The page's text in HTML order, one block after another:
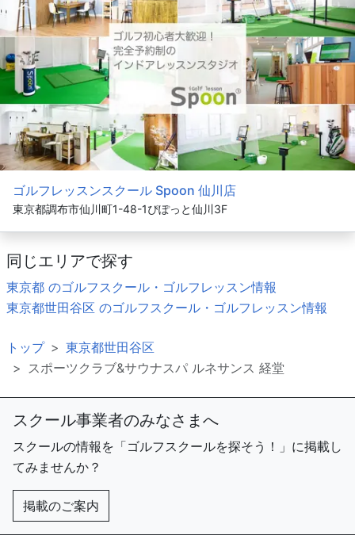
ゴルフレッスンスクール Spoon 仙川店
東京都調布市仙川町1-48-1ぴぽっと仙川3F
同じエリアで探す
東京都 のゴルフスクール・ゴルフレッスン情報
東京都世田谷区 のゴルフスクール・ゴルフレッスン情報
トップ
東京都世田谷区
スポーツクラブ&サウナスパ ルネサンス 経堂
スクール事業者のみなさまへ
スクールの情報を「ゴルフスクールを探そう！」に掲載し
てみませんか？
掲載のご案内